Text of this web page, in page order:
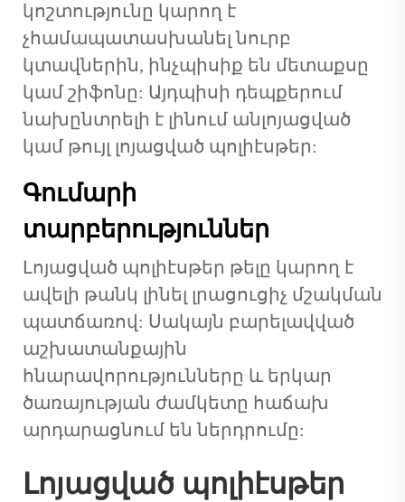
կոշտությունը կարող է
չհամապատասխանել նուրբ
կտավներին, ինչպիսիք են մետաքսը
կամ շիֆոնը: Այդպիսի դեպքերում
նախընտրելի է լինում անլոյացված
կամ թույլ լոյացված պոլիէսթեր:
Գումարի
տարբերություններ
Լոյացված պոլիէսթեր թելը կարող է
ավելի թանկ լինել լրացուցիչ մշակման
պատճառով: Սակայն բարելավված
աշխատանքային
հնարավորությունները և երկար
ծառայության ժամկետը հաճախ
արդարացնում են ներդրումը:
Լոյացված պոլիէսթեր